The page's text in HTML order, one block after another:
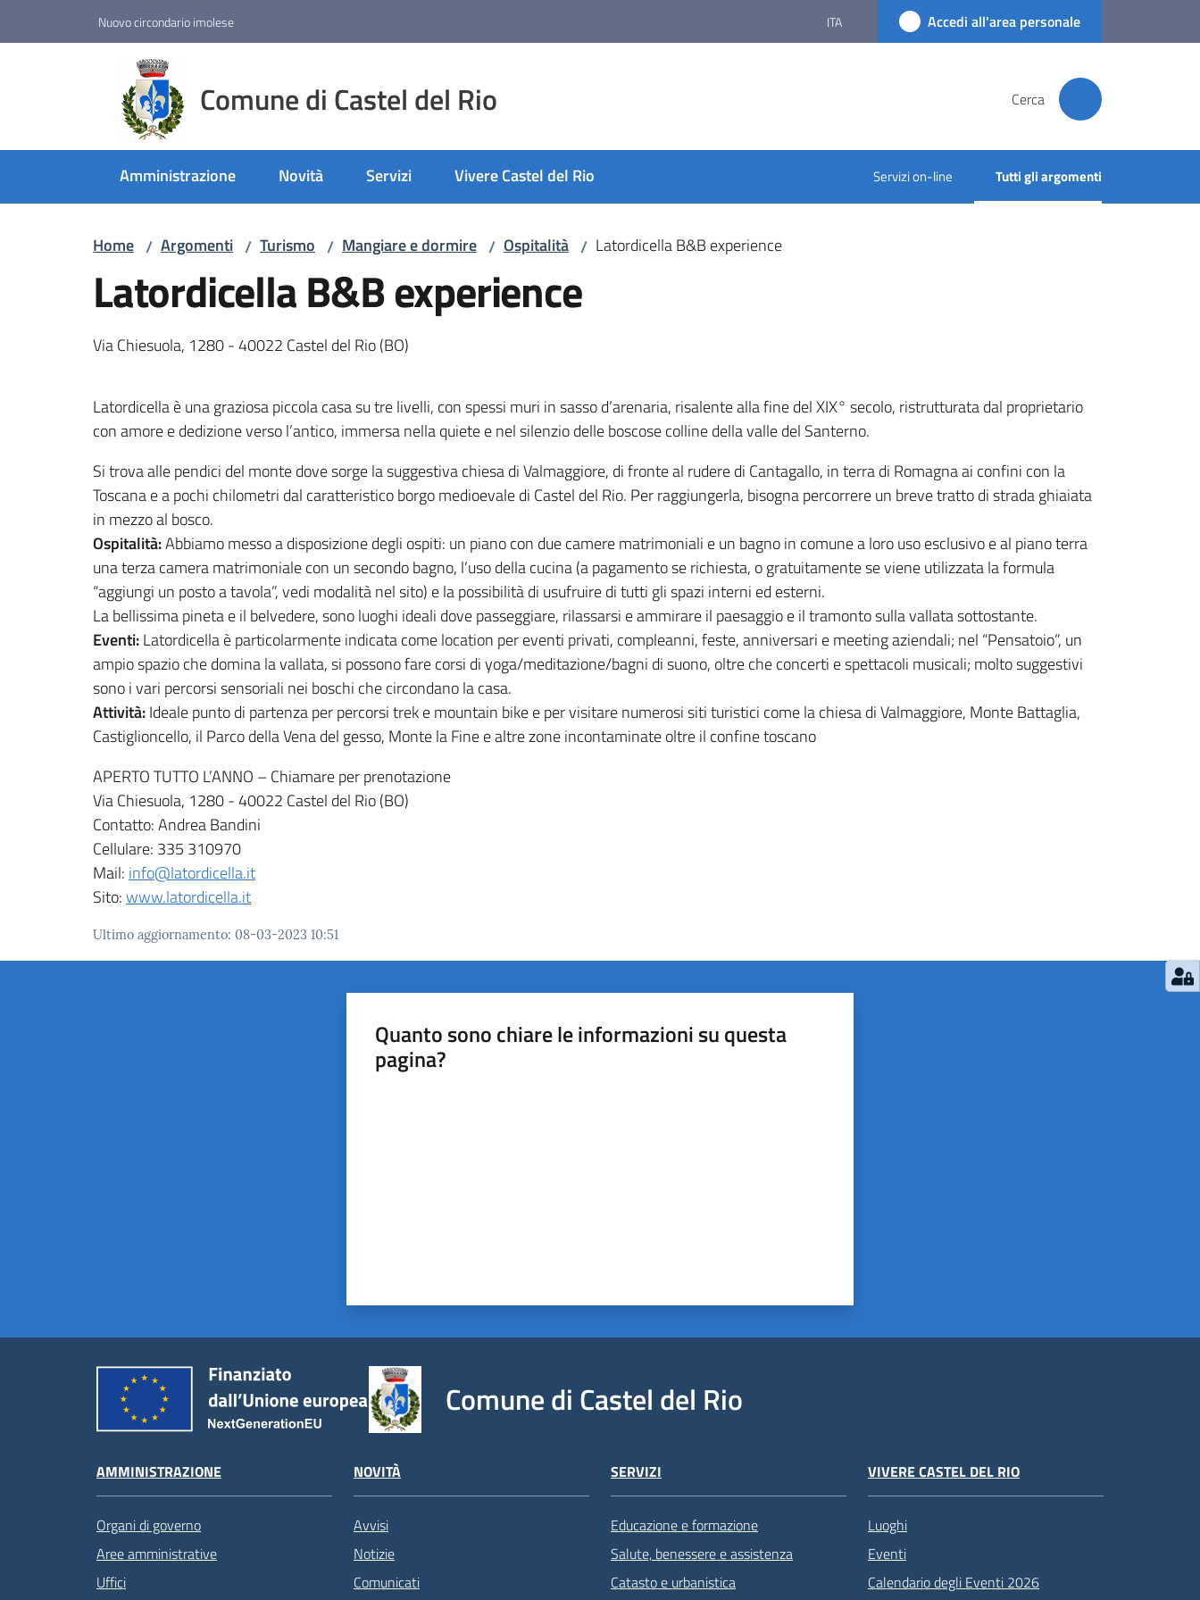
Nuovo circondario imolese ITA Accedi all'area personale
Comune di Castel del Rio Cerca
Amministrazione Novità Servizi Vivere Castel del Rio Servizi on-line Tutti gli argomenti
Menu selezionato
Home / Argomenti / Turismo / Mangiare e dormire / Ospitalità / Latordicella B&B experience
Latordicella B&B experience
Via Chiesuola, 1280 - 40022 Castel del Rio (BO)
Latordicella è una graziosa piccola casa su tre livelli, con spessi muri in sasso d’arenaria, risalente alla fine del XIX° secolo, ristrutturata dal proprietario
con amore e dedizione verso l’antico, immersa nella quiete e nel silenzio delle boscose colline della valle del Santerno.
Si trova alle pendici del monte dove sorge la suggestiva chiesa di Valmaggiore, di fronte al rudere di Cantagallo, in terra di Romagna ai confini con la
Toscana e a pochi chilometri dal caratteristico borgo medioevale di Castel del Rio. Per raggiungerla, bisogna percorrere un breve tratto di strada ghiaiata
in mezzo al bosco.
Ospitalità:Abbiamo messo a disposizione degli ospiti: un piano con due camere matrimoniali e un bagno in comune a loro uso esclusivo e al piano terra
una terza camera matrimoniale con un secondo bagno, l’uso della cucina (a pagamento se richiesta, o gratuitamente se viene utilizzata la formula
“aggiungi un posto a tavola”, vedi modalità nel sito) e la possibilità di usufruire di tutti gli spazi interni ed esterni.
La bellissima pineta e il belvedere, sono luoghi ideali dove passeggiare, rilassarsi e ammirare il paesaggio e il tramonto sulla vallata sottostante.
Eventi:Latordicella è particolarmente indicata come location per eventi privati, compleanni, feste, anniversari e meeting aziendali; nel “Pensatoio”, un
ampio spazio che domina la vallata, si possono fare corsi di yoga/meditazione/bagni di suono, oltre che concerti e spettacoli musicali; molto suggestivi
sono i vari percorsi sensoriali nei boschi che circondano la casa.
Attività:Ideale punto di partenza per percorsi trek e mountain bike e per visitare numerosi siti turistici come la chiesa di Valmaggiore, Monte Battaglia,
Castiglioncello, il Parco della Vena del gesso, Monte la Fine e altre zone incontaminate oltre il confine toscano
APERTO TUTTO L’ANNO – Chiamare per prenotazione
Via Chiesuola, 1280 - 40022 Castel del Rio (BO)
Contatto: Andrea Bandini
Cellulare: 335 310970
Mail: info@latordicella.it
Sito:www.latordicella.it
Ultimo aggiornamento: 08-03-2023 10:51
Quanto sono chiare le informazioni su questa
pagina?
Comune di Castel del Rio
AMMINISTRAZIONE
Organi di governo
Aree amministrative
Uffici
NOVITÀ
Avvisi
Notizie
Comunicati
SERVIZI
Educazione e formazione
Salute, benessere e assistenza
Catasto e urbanistica
VIVERE CASTEL DEL RIO
Luoghi
Eventi
Calendario degli Eventi 2026